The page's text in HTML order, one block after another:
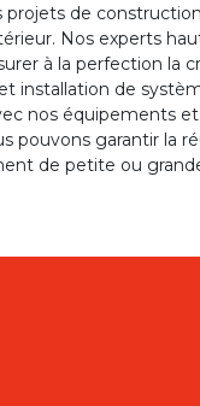
projets de
Nos experts
à la perfection la
installation de
nos équipements
pouvons garantir la
de petite ou